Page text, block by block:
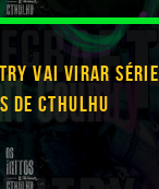
VAI VIRAR SÉRIE
DE CTHULHU